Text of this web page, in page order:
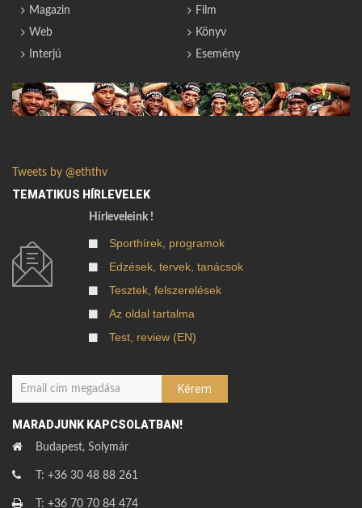
Magazin
Web
Interjú
Film
Könyv
Esemény
Tweets by @eththv
TEMATIKUS HÍRLEVELEK
Hírleveleink !
Sporthírek, programok
Edzések, tervek, tanácsok
Tesztek, felszerelések
Az oldal tartalma
Test, review (EN)
MARADJUNK KAPCSOLATBAN!
Budapest, Solymár
T: +36 30 48 88 261
T: +36 70 70 84 474